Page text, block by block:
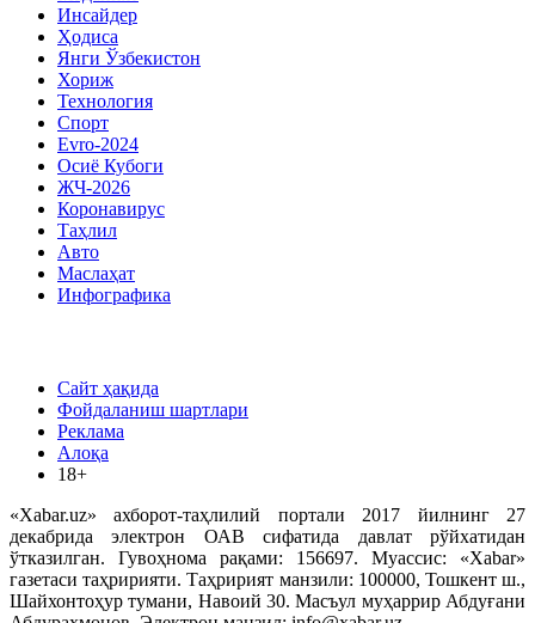
Инсайдер
Ҳодиса
Янги Ўзбекистон
Хориж
Технология
Спорт
Evro-2024
Осиё Кубоги
ЖЧ-2026
Коронавирус
Таҳлил
Авто
Маслаҳат
Инфографика
Сайт ҳақида
Фойдаланиш шартлари
Реклама
Алоқа
18+
«Xabar.uz» ахборот-таҳлилий портали 2017 йилнинг 27
декабрида электрон ОАВ сифатида давлат рўйхатидан
ўтказилган. Гувоҳнома рақами: 156697. Муассис: «Xabar»
газетаси таҳририяти. Таҳририят манзили: 100000, Тошкент ш.,
Шайхонтоҳур тумани, Навоий 30. Масъул муҳаррир Абдуғани